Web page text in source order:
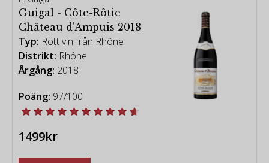
Guigal - Côte-Rôtie
Château d'Ampuis 2018
Typ: Rött vin från Rhône
Distrikt: Rhône
Årgång: 2018
Poäng: 97/100
1499kr